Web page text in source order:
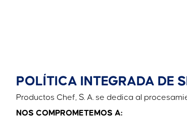
POLÍTICA INTEGRADA DE
Productos Chef, S. A. se dedica al
NOS COMPROMETEMOS A: